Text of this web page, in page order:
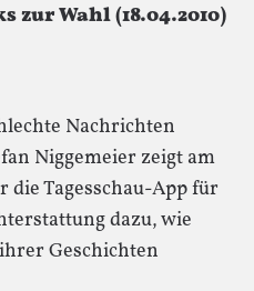
Wahl (18.04.2010)
Nachrichten
Niggemeier zeigt am
die Tagesschau-App für
dazu, wie
Geschichten